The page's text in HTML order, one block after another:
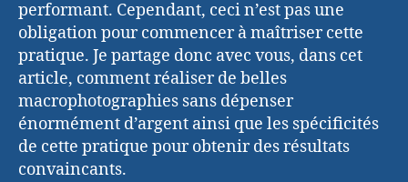
performant. Cependant, ceci n’est pas une
obligation pour commencer à maîtriser cette
pratique. Je partage donc avec vous, dans cet
article, comment réaliser de belles
macrophotographies sans dépenser
énormément d’argent ainsi que les spécificités
de cette pratique pour obtenir des résultats
convaincants.